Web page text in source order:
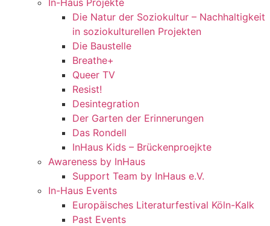
In-Haus Projekte
Die Natur der Soziokultur – Nachhaltigkeit
in soziokulturellen Projekten
Die Baustelle
Breathe+
Queer TV
Resist!
Desintegration
Der Garten der Erinnerungen
Das Rondell
InHaus Kids – Brückenproejkte
Awareness by InHaus
Support Team by InHaus e.V.
In-Haus Events
Europäisches Literaturfestival Köln-Kalk
Past Events